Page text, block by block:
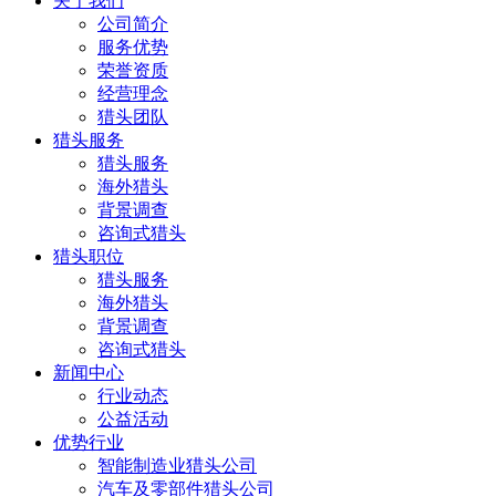
公司简介
服务优势
荣誉资质
经营理念
猎头团队
猎头服务
猎头服务
海外猎头
背景调查
咨询式猎头
猎头职位
猎头服务
海外猎头
背景调查
咨询式猎头
新闻中心
行业动态
公益活动
优势行业
智能制造业猎头公司
汽车及零部件猎头公司